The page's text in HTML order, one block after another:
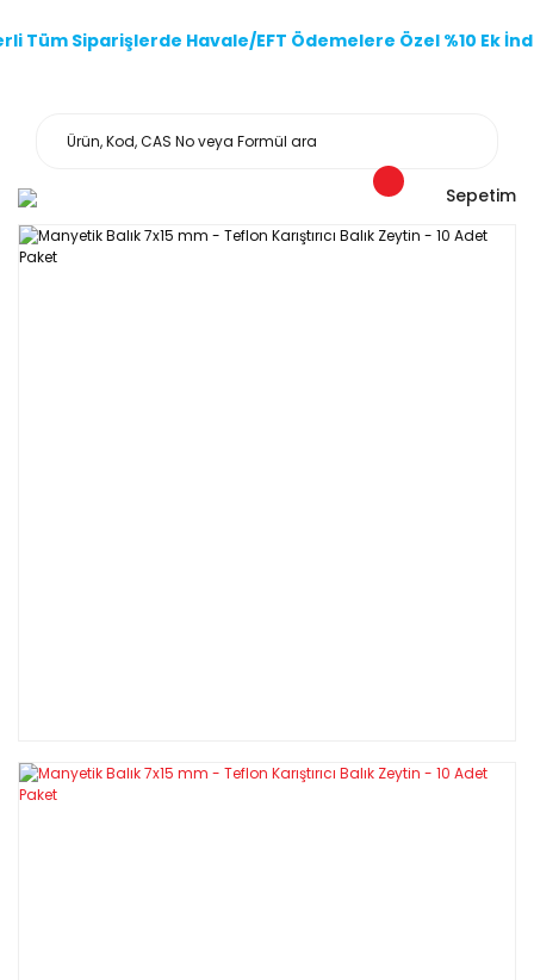
Tüm Siparişlerde Havale/EFT Ödemelere Özel %10 Ek
Sepetim